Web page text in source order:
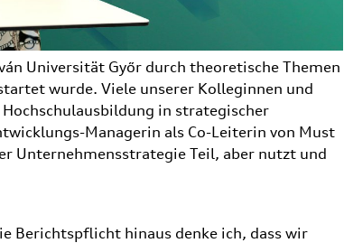
Universität Győr durch theoretische Themen
wurde. Viele unserer Kolleginnen und
in strategischer
Managerin als Co-Leiterin von Must
Unternehmensstrategie Teil, aber nutzt und
Berichtspflicht hinaus denke ich, dass wir